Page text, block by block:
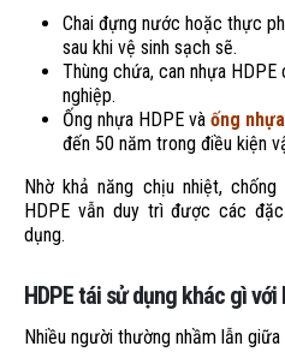
Chai đựng nước hoặc thực
sau khi vệ sinh sạch sẽ.
Thùng chứa, can nhựa
nghiệp.
Ống nhựa HDPE và ống
đến 50 năm trong điều kiện
Nhờ khả năng chịu nhiệt,
HDPE vẫn duy trì được các
dụng.
HDPE tái sử dụng khác gì với
Nhiều người thường nhầm lẫn giữa